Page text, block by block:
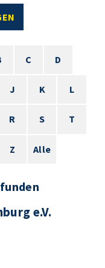
C D
J K L
R S T
Z Alle
e.V.